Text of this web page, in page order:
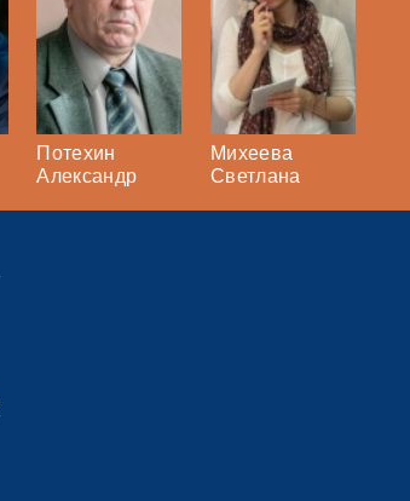
Потехин
Александр
Михеева
Светлана